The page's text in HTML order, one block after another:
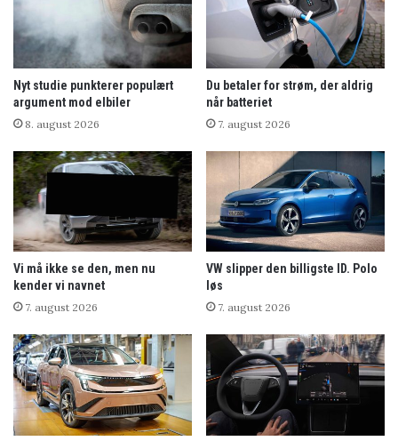
Nyt studie punkterer populært
argument mod elbiler
8. august 2026
Du betaler for strøm, der aldrig
når batteriet
7. august 2026
Vi må ikke se den, men nu
kender vi navnet
7. august 2026
VW slipper den billigste ID. Polo
løs
7. august 2026